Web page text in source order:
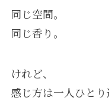
同じ空間。
同じ香り。
けれど、
感じ方は一人ひとり